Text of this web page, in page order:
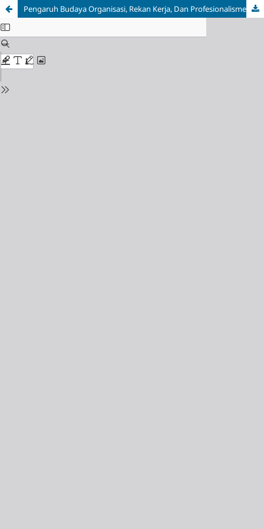
Pengaruh Budaya Organisasi, Rekan Kerja, Dan Profesionalisme Terhadap Komitmen Guru Di Madrasah Diniyah Salafiyah Ar-Riyadl Jabon Sidoarjo